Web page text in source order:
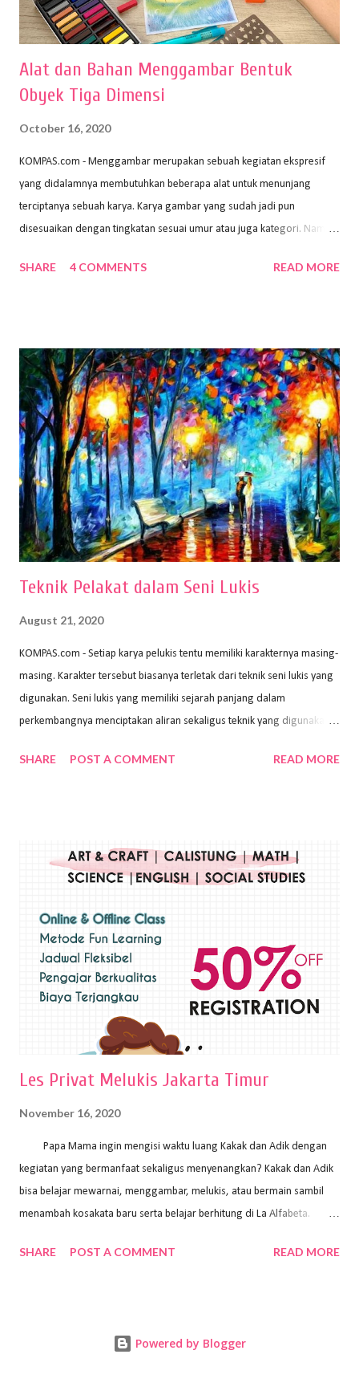
Alat dan Bahan Menggambar Bentuk
Obyek Tiga Dimensi
October 16, 2020
KOMPAS.com - Menggambar merupakan sebuah kegiatan ekspresif
yang didalamnya membutuhkan beberapa alat untuk menunjang
terciptanya sebuah karya. Karya gambar yang sudah jadi pun
disesuaikan dengan tingkatan sesuai umur atau juga kategori. Namun,
sehingga hasilnya bisa dilihat. Peran alat dan bahan sangat
memiliki spesifikasi berbeda sesuai jenisnya. Berikut peralatan
menggambar bentuk: 1. Kertas Gambar Kegiatan menggambar
membutuhkan kertas yang baik agar proses pembuatan gambar lebih
nyaman dan maksimal. Bahan kertas yang baik salah satu syaratnya
adalah tidak mudah sobek, mengingat menggambar merupakan
proses menggores dan menghapus. Kertas adalah bahan yang paling
ideal digunakan untuk menggambar. Dalam menggambar
menggunakan pen...
SHARE 4 COMMENTS READ MORE
Teknik Pelakat dalam Seni Lukis
August 21, 2020
KOMPAS.com - Setiap karya pelukis tentu memiliki karakternya masing-
masing. Karakter tersebut biasanya terletak dari teknik seni lukis yang
digunakan. Seni lukis yang memiliki sejarah panjang dalam
perkembangnya menciptakan aliran sekaligus teknik yang digunakan.
Wayan Kun Adnyana, teknik yang berbeda tentunya akan
menggunakan bahan dasar cat air, cat akrilik, atau cat minyak dengan
sapuan warna cat yang tebal. Dengan memberikan sapuan warna
pelukis untuk menghasilkan lukisan yang mempesona dan tentunya
bernilai tinggi. Ciri teknik plakat Ciri-ciri teknik plakat, yaitu: Sapuan
warna yang kental dan tebal. Hasil lukisan menutupi seluruh bagian
medianya Mem...
SHARE POST A COMMENT READ MORE
Les Privat Melukis Jakarta Timur
November 16, 2020
Papa Mama ingin mengisi waktu luang Kakak dan Adik dengan
kegiatan yang bermanfaat sekaligus menyenangkan? Kakak dan Adik
bisa belajar mewarnai, menggambar, melukis, atau bermain sambil
menambah kosakata baru serta belajar berhitung di La Alfabeta.
kok untuk mengajar dengan metode yang fun, La Alfabeta
Alfabeta. ⁣⁣⁣⁣Ada pilihan online class maupun offline class lho! Cek
SHARE POST A COMMENT READ MORE
Powered by Blogger